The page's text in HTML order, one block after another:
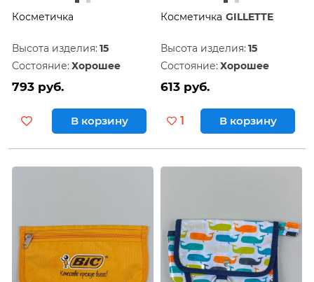
Косметичка
Высота изделия: 15
Состояние: Хорошее
793 руб.
В корзину
Косметичка GILLETTE
Высота изделия: 15
Состояние: Хорошее
613 руб.
1 В корзину